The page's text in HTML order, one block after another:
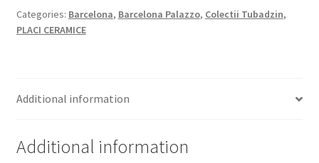
Categories: Barcelona, Barcelona Palazzo, Colectii Tubadzin,
PLACI CERAMICE
Additional information
Additional information